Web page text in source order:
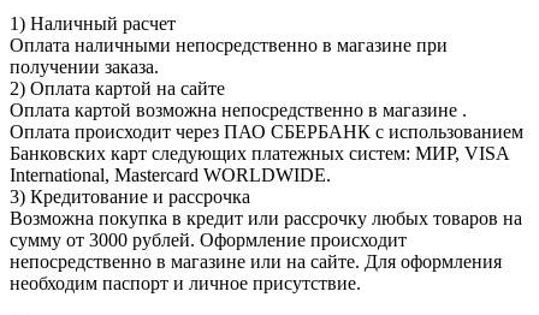
1) Наличный расчет
Оплата наличными непосредственно в магазине при
получении заказа.
2) Оплата картой на сайте
Оплата картой возможна непосредственно в магазине .
Оплата происходит через ПАО СБЕРБАНК с использованием
Банковских карт следующих платежных систем: МИР, VISA
International, Mastercard WORLDWIDE.
3) Кредитование и рассрочка
Возможна покупка в кредит или рассрочку любых товаров на
сумму от 3000 рублей. Оформление происходит
непосредственно в магазине или на сайте. Для оформления
необходим паспорт и личное присутствие.